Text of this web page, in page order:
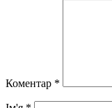
Коментар *